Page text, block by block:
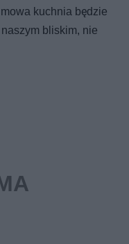
kuchnia będzie
bliskim, nie